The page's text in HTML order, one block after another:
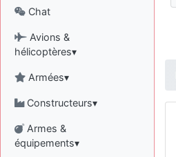
Chat
Avions &
hélicoptères▾
Armées▾
Constructeurs▾
Armes &
équipements▾